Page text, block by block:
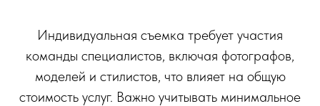
Индивидуальная съемка требует участия
команды специалистов, включая фотографов,
моделей и стилистов, что влияет на общую
стоимость услуг. Важно учитывать минимальное